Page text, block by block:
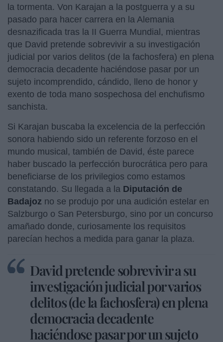
la tormenta. Von Karajan a la postguerra y a su
pasado para hacer carrera en la Alemania
desnazificada tras la II Guerra Mundial, mientras
que David pretende sobrevivir a su investigación
judicial por varios delitos (de la fachosfera) en plena
democracia decadente haciéndose pasar por un
sujeto incomprendido, cándido, lleno de honor y
exento de toda mano sospechosa del enchufismo
sanchista.
Si Karajan buscaba la excelencia de la perfección
sonora habiendo sido un referente forzoso en el
mundo musical, también de David, éste parece
haber buscado la perfección burocrática pero para
beneficiarse de los privilegios como estamos
constatando. Su llegada a la Diputación de
Badajoz no se produjo por una audición estelar en
Salzburgo o San Petersburgo, sino por un concurso
amañado donde, curiosamente los requisitos
parecían hechos a medida para ganar la plaza.
David pretende sobrevivir a su
investigación judicial por varios
delitos (de la fachosfera) en plena
democracia decadente
haciéndose pasar por un sujeto